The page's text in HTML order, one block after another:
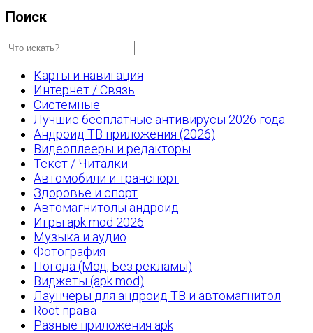
Поиск
Карты и навигация
Интернет / Связь
Системные
Лучшие бесплатные антивирусы 2026 года
Андроид ТВ приложения (2026)
Видеоплееры и редакторы
Текст / Читалки
Автомобили и транспорт
Здоровье и спорт
Автомагнитолы андроид
Игры apk mod 2026
Музыка и аудио
Фотография
Погода (Мод, Без рекламы)
Виджеты (apk mod)
Лаунчеры для андроид ТВ и автомагнитол
Root права
Разные приложения apk